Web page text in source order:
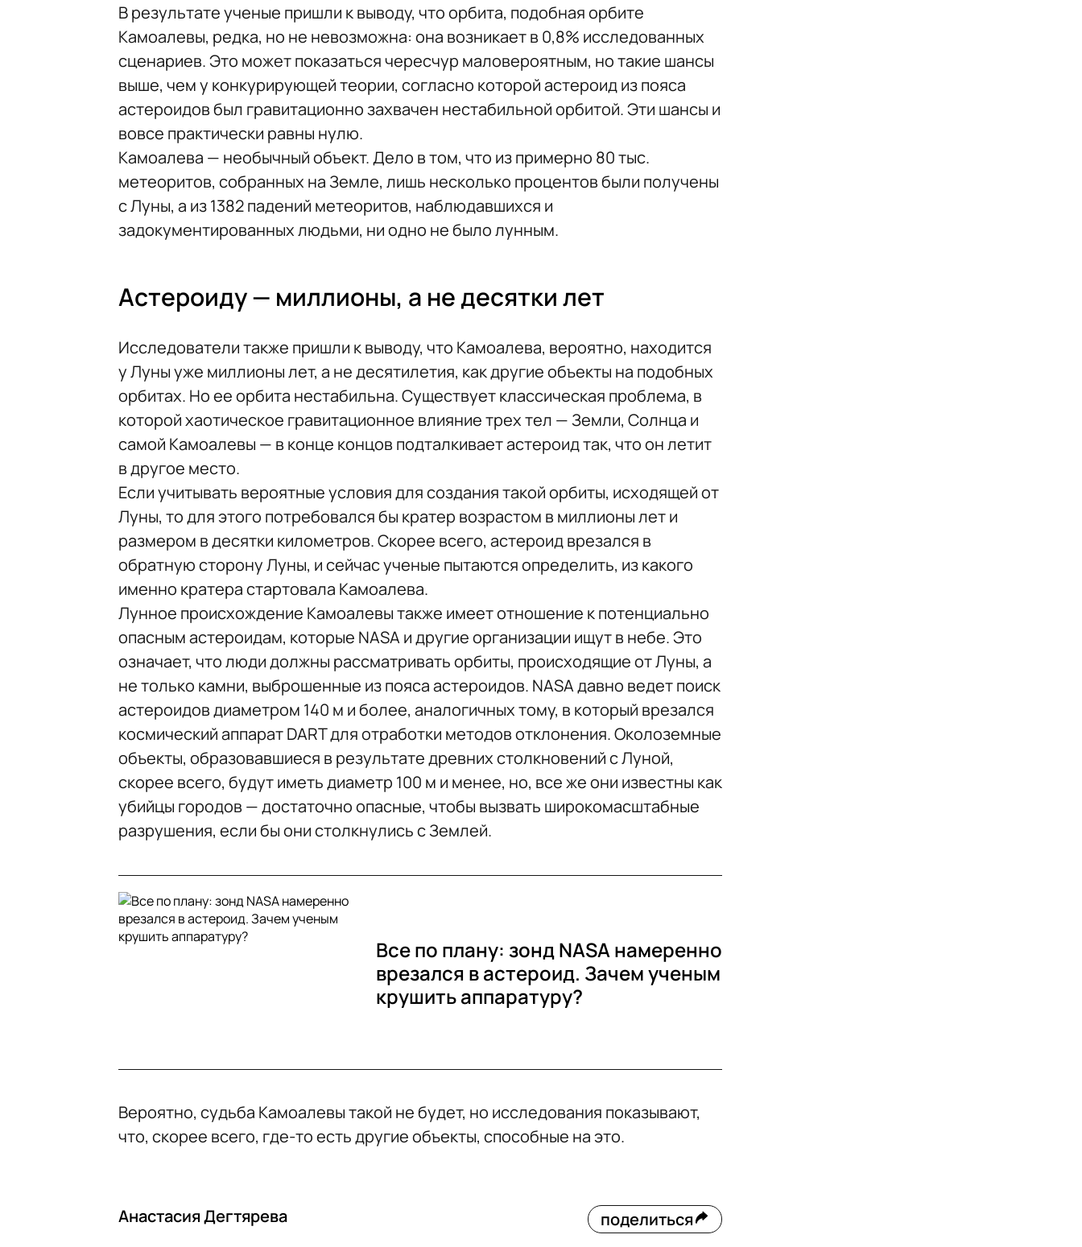
В результате ученые пришли к выводу, что орбита, подобная орбите
Камоалевы, редка, но не невозможна: она возникает в 0,8% исследованных
сценариев. Это может показаться чересчур маловероятным, но такие шансы
выше, чем у конкурирующей теории, согласно которой астероид из пояса
астероидов был гравитационно захвачен нестабильной орбитой. Эти шансы и
вовсе практически равны нулю.
Камоалева — необычный объект. Дело в том, что из примерно 80 тыс.
метеоритов, собранных на Земле, лишь несколько процентов были получены
с Луны, а из 1382 падений метеоритов, наблюдавшихся и
задокументированных людьми, ни одно не было лунным.
Астероиду — миллионы, а не десятки лет
Исследователи также пришли к выводу, что Камоалева, вероятно, находится
у Луны уже миллионы лет, а не десятилетия, как другие объекты на подобных
орбитах. Но ее орбита нестабильна. Существует классическая проблема, в
которой хаотическое гравитационное влияние трех тел — Земли, Солнца и
самой Камоалевы — в конце концов подталкивает астероид так, что он летит
в другое место.
Если учитывать вероятные условия для создания такой орбиты, исходящей от
Луны, то для этого потребовался бы кратер возрастом в миллионы лет и
размером в десятки километров. Скорее всего, астероид врезался в
обратную сторону Луны, и сейчас ученые пытаются определить, из какого
именно кратера стартовала Камоалева.
Лунное происхождение Камоалевы также имеет отношение к потенциально
опасным астероидам, которые NASA и другие организации ищут в небе. Это
означает, что люди должны рассматривать орбиты, происходящие от Луны, а
не только камни, выброшенные из пояса астероидов. NASA давно ведет поиск
астероидов диаметром 140 м и более, аналогичных тому, в который врезался
космический аппарат DART для отработки методов отклонения. Околоземные
объекты, образовавшиеся в результате древних столкновений с Луной,
скорее всего, будут иметь диаметр 100 м и менее, но, все же они известны как
убийцы городов — достаточно опасные, чтобы вызвать широкомасштабные
разрушения, если бы они столкнулись с Землей.
Все по плану: зонд NASA намеренно
врезался в астероид. Зачем ученым
крушить аппаратуру?
Вероятно, судьба Камоалевы такой не будет, но исследования показывают,
что, скорее всего, где-то есть другие объекты, способные на это.
Анастасия Дегтярева поделиться